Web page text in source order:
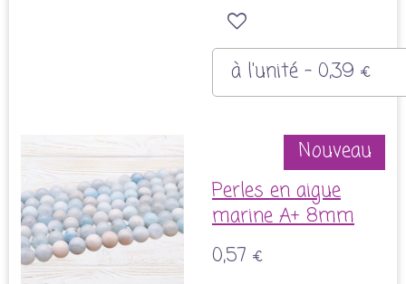
Nouveau
Perles en aigue
marine A+ 8mm
0,57 €